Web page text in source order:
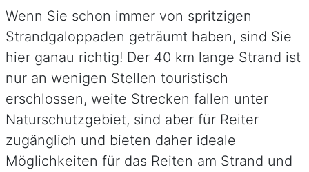
Wenn Sie schon immer von spritzigen
Strandgaloppaden geträumt haben, sind Sie
hier ganau richtig! Der 40 km lange Strand ist
nur an wenigen Stellen touristisch
erschlossen, weite Strecken fallen unter
Naturschutzgebiet, sind aber für Reiter
zugänglich und bieten daher ideale
Möglichkeiten für das Reiten am Strand und